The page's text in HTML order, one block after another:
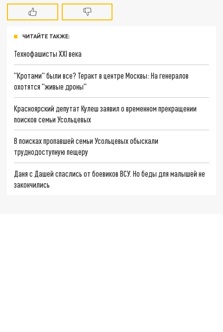
ЧИТАЙТЕ ТАКЖЕ:
Технофашисты XXI века
"Кротами" были все? Теракт в центре Москвы: На генералов
охотятся "живые дроны"
Красноярский депутат Кулеш заявил о временном прекращении
поисков семьи Усольцевых
В поисках пропавшей семьи Усольцевых обыскали
труднодоступную пещеру
Даня с Дашей спаслись от боевиков ВСУ. Но беды для малышей не
закончились